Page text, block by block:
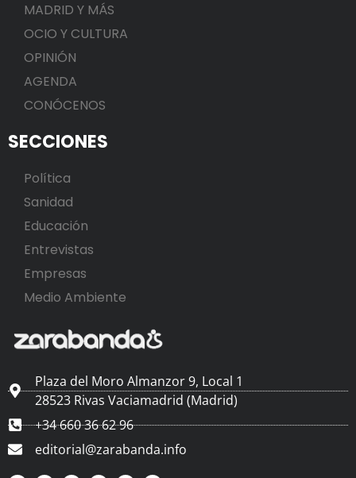
MADRID Y MÁS
OCIO Y CULTURA
OPINIÓN
AGENDA
CONÓCENOS
SECCIONES
Política
Sanidad
Educación
Entrevistas
Empresas
Medio Ambiente
Plaza del Moro Almanzor 9, Local 1
28523 Rivas Vaciamadrid (Madrid)
+34 660 36 62 96
editorial@zarabanda.info